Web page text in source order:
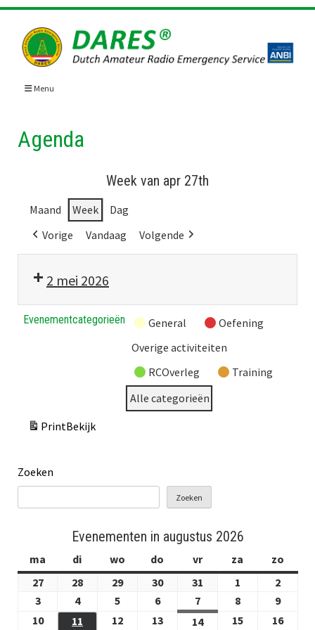
Skip
content
Menu
Agenda
Week van apr 27th
Maand Week
Dag
Vorige
Vandaag Volgende
2 mei 2026
Evenementcategorieën General
Oefening
Overige activiteiten
RCOverleg
Training
Alle categorieën
PrintBekijk
Zoeken
Zoeken
Evenementen in augustus 2026
ma maandag
di dinsdag
wo woensdag
do donderdag
vrvrijdagza zaterdag
zo
2727
2026
28
2026
2929
3030
2026
31
2026
1
augustus
2026
2
2026
33
augustus
44
augustus
5
augustus
66
augustus
7
augustus
8
augustus
99
1010 11 12 13 1414 15 1616